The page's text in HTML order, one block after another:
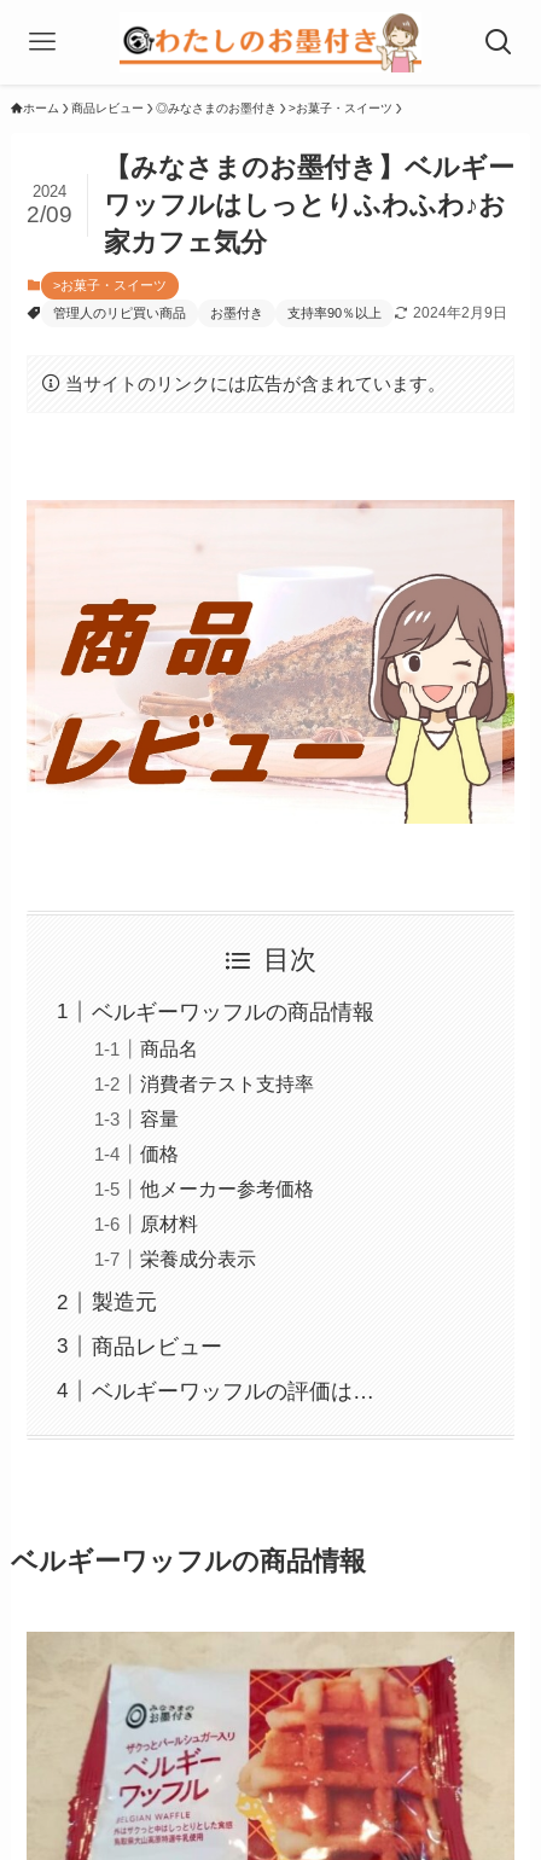
ホーム 商品レビュー ◎みなさまのお墨付き >お菓子・スイーツ
【みなさまのお墨付き】ベルギー
ワッフルはしっとりふわふわ♪お
家カフェ気分
2024
2/09
>お菓子・スイーツ
管理人のリピ買い商品
お墨付き 支持率90％以上 2024年2月9日
当サイトのリンクには広告が含まれています。
目次
ベルギーワッフルの商品情報
商品名
消費者テスト支持率
容量
価格
他メーカー参考価格
原材料
栄養成分表示
製造元
商品レビュー
ベルギーワッフルの評価は…
ベルギーワッフルの商品情報